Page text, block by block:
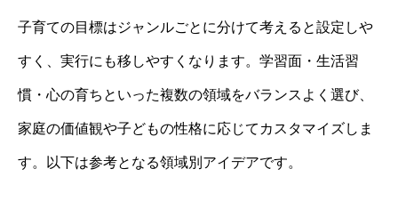
子育ての目標はジャンルごとに分けて考えると設定しや
すく、実行にも移しやすくなります。学習面・生活習
慣・心の育ちといった複数の領域をバランスよく選び、
家庭の価値観や子どもの性格に応じてカスタマイズしま
す。以下は参考となる領域別アイデアです。